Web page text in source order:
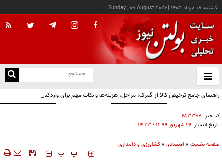
يکشنبه ۱۸ مرداد ۱۴۰۵ |
Sunday , 09 August 2026
باز
و
راهنمای جامع ترخیص کالا از گمرک؛ مراحل، هزینه‌ها و نکات مهم برای واردکنندگان
کد خبر: ۶۸۳۳۹۷
تاریخ انتشار: ۲۶ شهريور ۱۳۹۹ - ۱۴:۲۳
صفحه نخست » اقتصادی »کشاورزی و دامداری
‍‍‍ پ پ